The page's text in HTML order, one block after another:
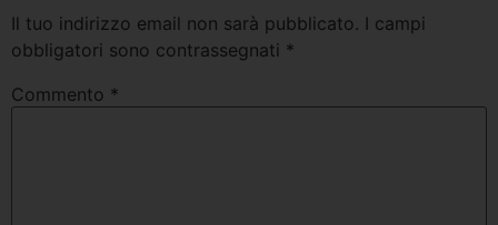
Il tuo indirizzo email non sarà pubblicato. I campi
obbligatori sono contrassegnati *
Commento *